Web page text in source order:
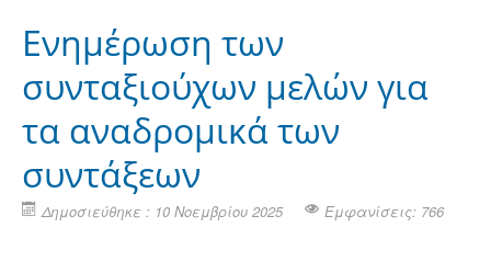
Ενημέρωση των
συνταξιούχων μελών για
τα αναδρομικά των
συντάξεων
Δημοσιεύθηκε : 10 Νοεμβρίου 2025 Εμφανίσεις: 766